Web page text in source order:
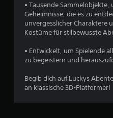
• Tausende
Geheimnisse, die es zu
unvergesslicher Charaktere
Kostüme für stilbewusste
• Entwickelt, um Spielende
zu begeistern und
Begib dich auf Luckys
an klassische 3D-Platformer!